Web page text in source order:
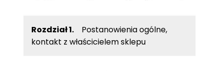
Rozdział 1.
Postanowienia ogólne,
kontakt z właścicielem sklepu